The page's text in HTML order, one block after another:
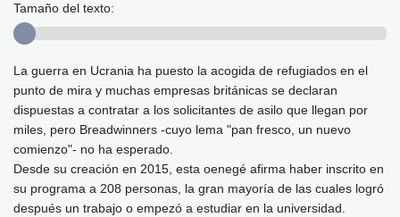
Tamaño del texto:
La guerra en Ucrania ha puesto la acogida de refugiados en el
punto de mira y muchas empresas británicas se declaran
dispuestas a contratar a los solicitantes de asilo que llegan por
miles, pero Breadwinners -cuyo lema "pan fresco, un nuevo
comienzo"- no ha esperado.
Desde su creación en 2015, esta oenegé afirma haber inscrito en
su programa a 208 personas, la gran mayoría de las cuales logró
después un trabajo o empezó a estudiar en la universidad.